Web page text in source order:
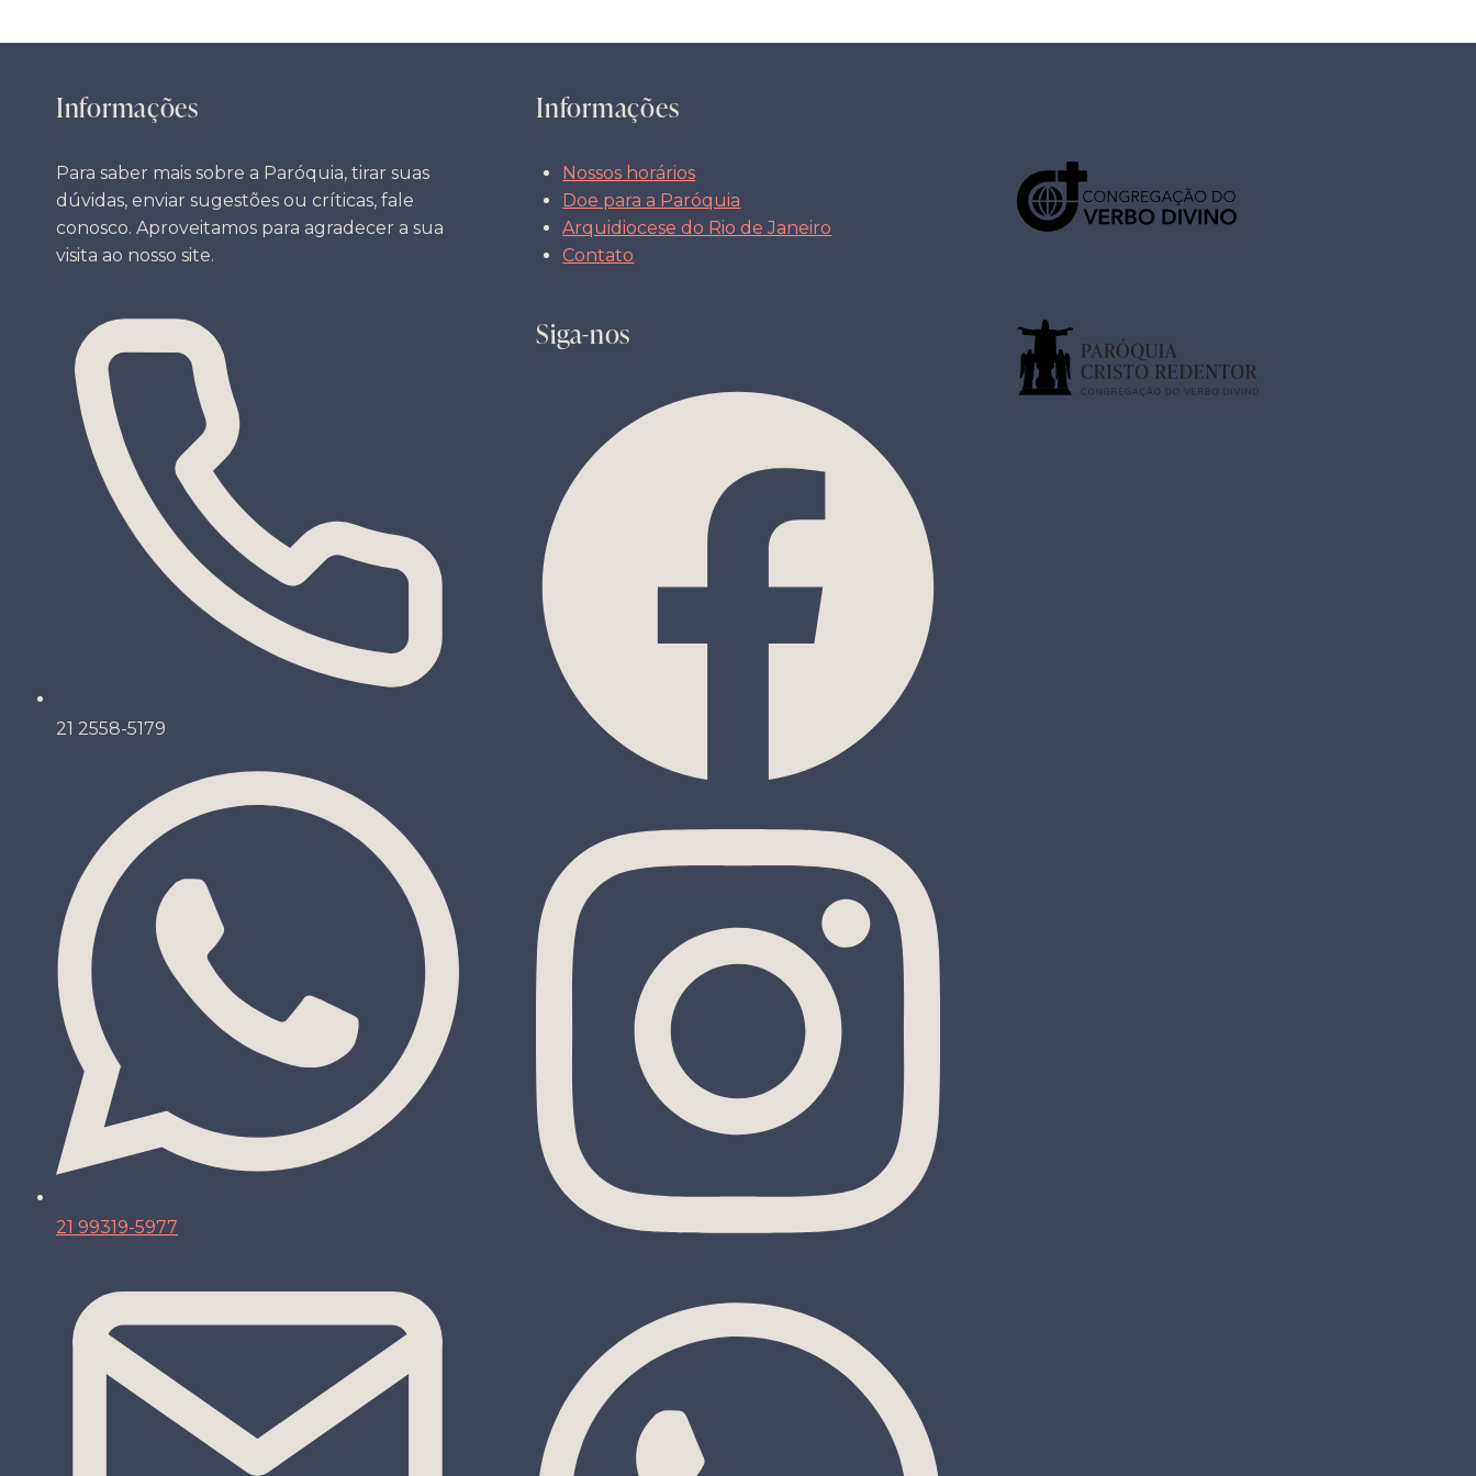
Informações
Para saber mais sobre a Paróquia, tirar suas
dúvidas, enviar sugestões ou críticas, fale
conosco. Aproveitamos para agradecer a sua
visita ao nosso site.
21 2558-5179
21 99319-5977
Informações
Nossos horários
Doe para a Paróquia
Arquidiocese do Rio de Janeiro
Contato
Siga-nos